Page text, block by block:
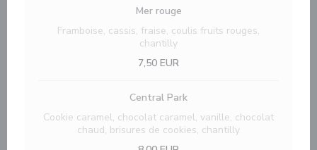
Mer rouge
Framboise, cassis, fraise, coulis fruits rouges,
chantilly
7,50 EUR
Central Park
Cookie caramel, chocolat caramel, vanille, chocolat
chaud, brisures de cookies, chantilly